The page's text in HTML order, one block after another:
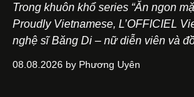
Trong khuôn khổ series “Ăn ngon
Proudly Vietnamese, L’OFFICIEL
nghệ sĩ Băng Di – nữ diễn viên và
Kitchen Bar và SALEM tại TP.HCM.
08.08.2026 by Phương Uyên